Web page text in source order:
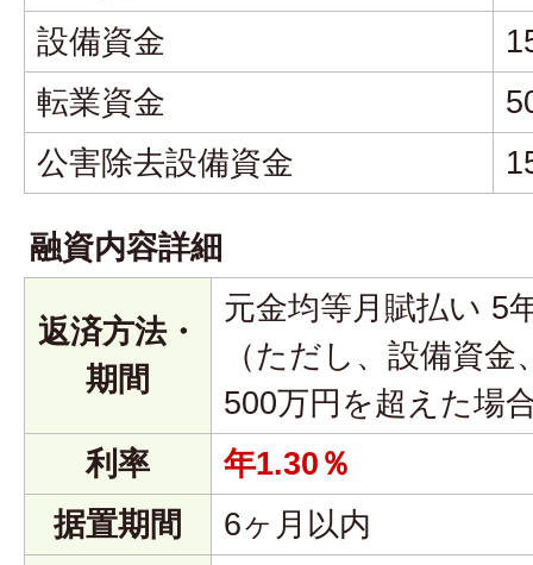
設備資金
転業資金
公害除去設備資金
融資内容詳細
返済方法・
期間
元金均等月賦払い 5
（ただし、設備資
500万円を超えた場
利率
年1.30％
据置期間
6ヶ月以内